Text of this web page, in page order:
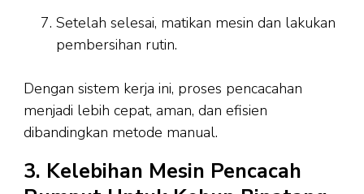
Setelah selesai, matikan mesin dan lakukan
pembersihan rutin.
Dengan sistem kerja ini, proses pencacahan
menjadi lebih cepat, aman, dan efisien
dibandingkan metode manual.
3. Kelebihan Mesin Pencacah